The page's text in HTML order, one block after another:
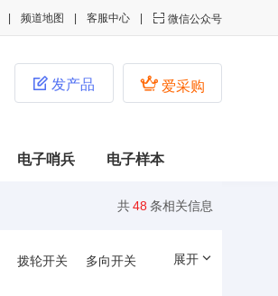
 微信公众号
客服中心
频道地图
 爱采购
 发产品
电子哨兵 电子样本
共48 条相关信息
拨轮开关
多向开关
展开